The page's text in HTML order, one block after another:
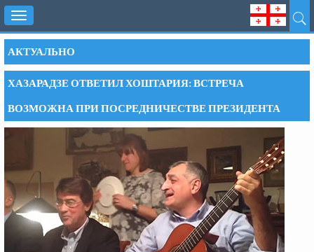
Toggle
navigation
АКТУАЛЬНО
ХАЗАРАДЗЕ ОТВЕТИЛ ХОШТАРИЯ: ВСТРЕЧА
ВОЗМОЖНА ПРИ ПОСРЕДНИЧЕСТВЕ ПРЕЗИДЕНТА